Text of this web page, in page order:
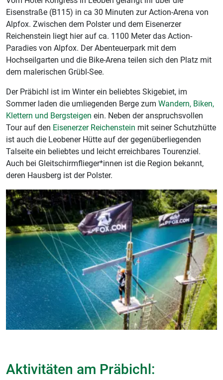
Eisenstraße (B115) in ca 30 Minuten zur Action-Arena von
Alpfox. Zwischen dem Polster und dem Eisenerzer
Reichenstein liegt hier auf ca. 1100 Meter das Action-
Paradies von Alpfox. Der Abenteuerpark mit dem
Hochseilgarten und die Bike-Arena teilen sich den Platz mit
dem malerischen Grübl-See.
Der Präbichl ist im Winter ein beliebtes Skigebiet, im
Sommer laden die umliegenden Berge zum Wandern, Biken,
Klettern und Bergsteigen ein. Neben der anspruchsvollen
Tour auf den Eisenerzer Reichenstein mit seiner Schutzhütte
ist auch die Leobener Hütte auf der gegenüberliegenden
Talseite ein beliebtes und leicht erreichbares Tourenziel.
Auch bei Gleitschirmflieger*innen ist die Region bekannt,
deren Hausberg ist der Polster.
Aktivitäten am Präbichl: